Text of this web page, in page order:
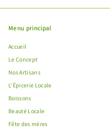
Menu principal
Accueil
Le Concept
Nos Artisans
L'Épicerie Locale
Boissons
Beauté Locale
Fête des mères